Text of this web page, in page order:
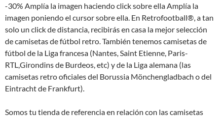
-30% Amplía la imagen haciendo click sobre ella Amplía la
imagen poniendo el cursor sobre ella. En Retrofootball®, a tan
solo un click de distancia, recibirás en casa la mejor selección
de camisetas de fútbol retro. También tenemos camisetas de
fútbol de la Liga francesa (Nantes, Saint Etienne, Paris-
RTL,Girondins de Burdeos, etc) y de la Liga alemana (las
camisetas retro oficiales del Borussia Mönchengladbach o del
Eintracht de Frankfurt).
Somos tu tienda de referencia en relación con las camisetas